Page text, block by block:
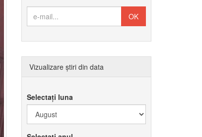
Vizualizare știri din data
Selectați luna